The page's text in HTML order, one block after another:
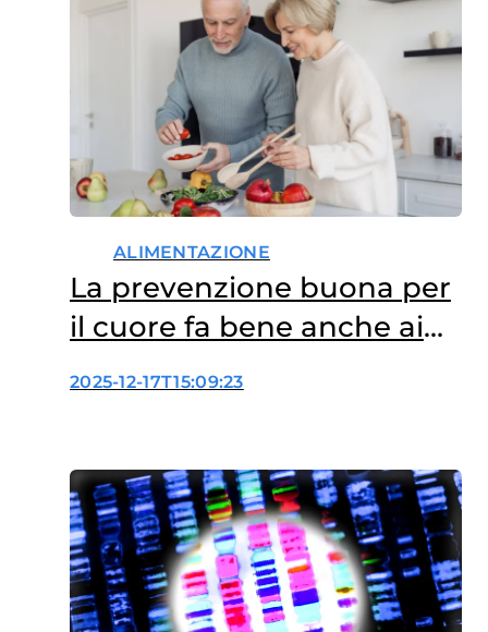
ALIMENTAZIONE
La prevenzione buona per
il cuore fa bene anche ai
pazienti oncologici
2025-12-17T15:09:23